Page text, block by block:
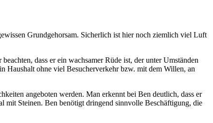
Grundgehorsam. Sicherlich ist hier noch ziemlich viel Luft
dass er ein wachsamer Rüde ist, der unter Umständen
Haushalt ohne viel Besucherverkehr bzw. mit dem Willen, an
angeboten werden. Man erkennt bei Ben deutlich, dass er
mit Steinen. Ben benötigt dringend sinnvolle Beschäftigung, die